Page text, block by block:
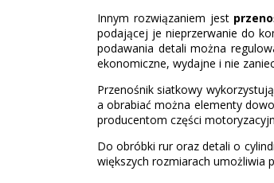
Innym rozwiązaniem jest
podającej je nieprzerwanie do
podawania detali można
ekonomiczne, wydajne i nie
Przenośnik siatkowy
a obrabiać można elementy
producentom części
Do obróbki rur oraz detali o
większych rozmiarach umożliwia